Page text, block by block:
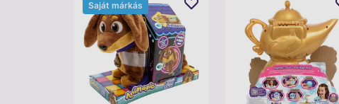
Saját márkás